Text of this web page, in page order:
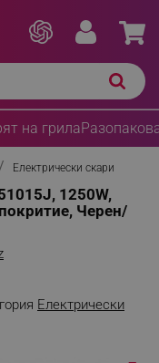
на грила
Електрически скари
1250W,
Черен/
Електрически